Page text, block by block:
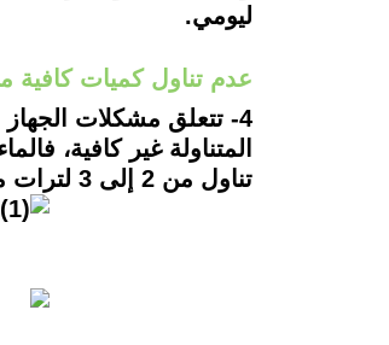
ليومي.
عدم تناول كميات كافية
4- تتعلق مشكلات
المتناولة غير كافية،
تناول من 2 إلى 3 لترات من المياه يوميا.